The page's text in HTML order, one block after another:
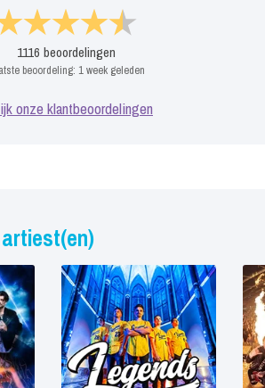
1116 beoordelingen
beoordeling: 1 week geleden
onze klantbeoordelingen